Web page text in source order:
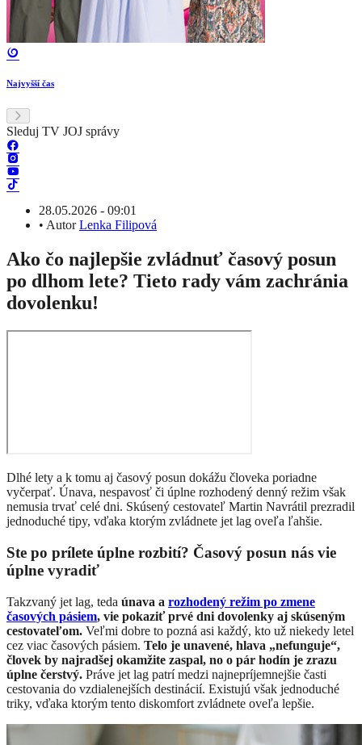
Najvyšší čas
Sleduj TV JOJ správy
28.05.2026 - 09:01
• AutorLenka Filipová
Ako čo najlepšie zvládnuť časový posun
po dlhom lete? Tieto rady vám zachránia
dovolenku!
Dlhé lety a k tomu aj časový posun dokážu človeka poriadne
vyčerpať. Únava, nespavosť či úplne rozhodený denný režim však
nemusia trvať celé dni. Skúsený cestovateľ Martin Navrátil prezradil
jednoduché tipy, vďaka ktorým zvládnete jet lag oveľa ľahšie.
Ste po prílete úplne rozbití? Časový posun nás vie
úplne vyradiť
Takzvaný jet lag, teda únava a rozhodený režim po zmene
časových pásiem, vie pokaziť prvé dni dovolenky aj skúseným
cestovateľom. Veľmi dobre to pozná asi každý, kto už niekedy letel
cez viac časových pásiem. Telo je unavené, hlava „nefunguje“,
človek by najradšej okamžite zaspal, no o pár hodín je zrazu
úplne čerstvý. Práve jet lag patrí medzi najnepríjemnejšie časti
cestovania do vzdialenejších destinácií. Existujú však jednoduché
triky, vďaka ktorým tento diskomfort zvládnete oveľa lepšie.